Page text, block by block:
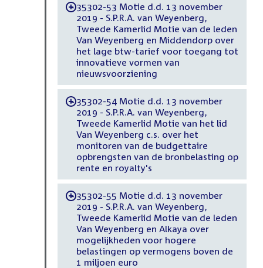
-35302-53 Motie d.d. 13 november
2019 - S.P.R.A. van Weyenberg,
Tweede Kamerlid Motie van de leden
Van Weyenberg en Middendorp over
het lage btw-tarief voor toegang tot
innovatieve vormen van
nieuwsvoorziening
-35302-54 Motie d.d. 13 november
2019 - S.P.R.A. van Weyenberg,
Tweede Kamerlid Motie van het lid
Van Weyenberg c.s. over het
monitoren van de budgettaire
opbrengsten van de bronbelasting op
rente en royalty's
-35302-55 Motie d.d. 13 november
2019 - S.P.R.A. van Weyenberg,
Tweede Kamerlid Motie van de leden
Van Weyenberg en Alkaya over
mogelijkheden voor hogere
belastingen op vermogens boven de
1 miljoen euro